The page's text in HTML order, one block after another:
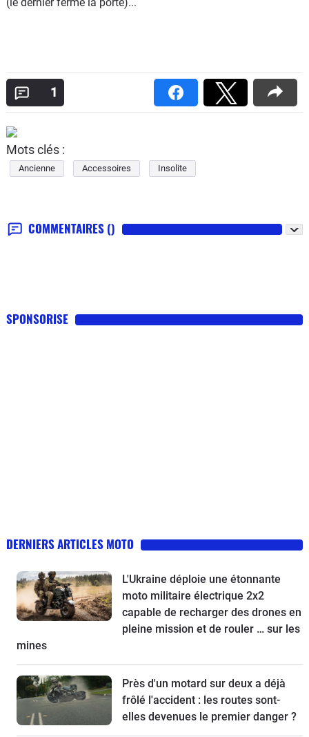
1
Mots clés :
Ancienne Accessoires Insolite
COMMENTAIRES ()
SPONSORISE
DERNIERS ARTICLES MOTO
L'Ukraine déploie une étonnante
moto militaire électrique 2x2
capable de recharger des drones en
pleine mission et de rouler … sur les
mines
Près d'un motard sur deux a déjà
frôlé l'accident : les routes sont-
elles devenues le premier danger ?